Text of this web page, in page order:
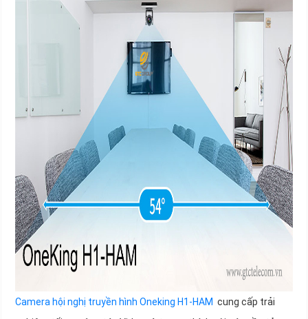
Camera hội nghị truyền hình Oneking H1-HAM cung cấp trải